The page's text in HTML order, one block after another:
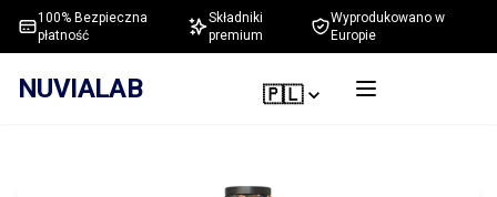
100% Bezpieczna
płatność
Składniki
premium
Wyprodukowano w
Europie
NUVIALAB 🇵🇱